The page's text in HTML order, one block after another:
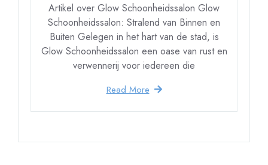
Artikel over Glow Schoonheidssalon Glow
Schoonheidssalon: Stralend van Binnen en
Buiten Gelegen in het hart van de stad, is
Glow Schoonheidssalon een oase van rust en
verwennerij voor iedereen die
Read More